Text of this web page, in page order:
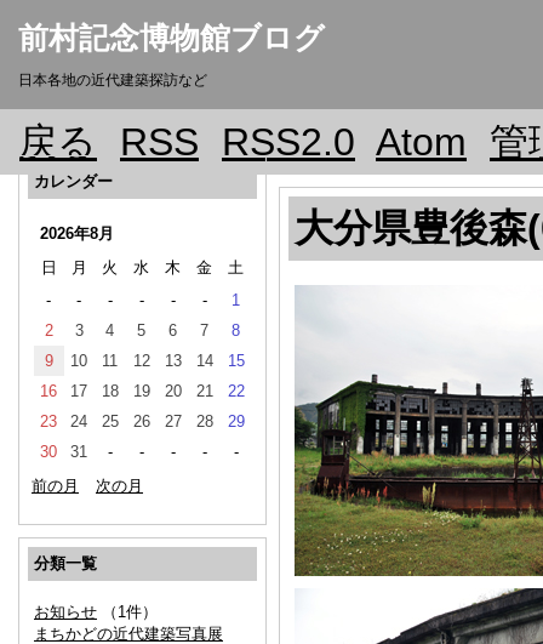
前村記念博物館ブログ
日本各地の近代建築探訪など
戻る RSS RSS2.0 Atom 管
カレンダー
2026年8月
日
月 火 水 木 金
土
-
- - - - -
1
2
3 4 5 6 7
8
9
10 11 12 13 14
15
16
17 18 19 20 21
22
23
24 25 26 27 28
29
30
31 - - - -
-
前の月
次の月
分類一覧
お知らせ （1件）
まちかどの近代建築写真展
大分県豊後森